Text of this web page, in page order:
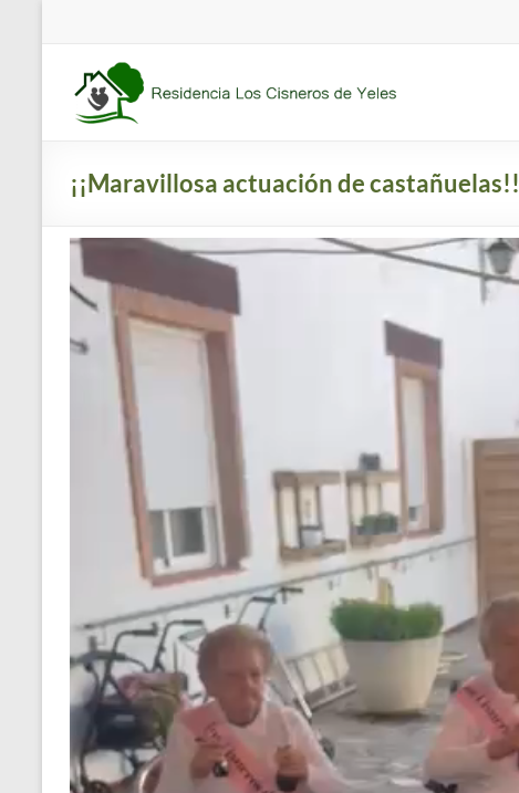
Residencia
Los
Cisneros
de
mayores
concertada
apartamentos
tutelados
¡¡Maravillosa actuación de castañuelas!!